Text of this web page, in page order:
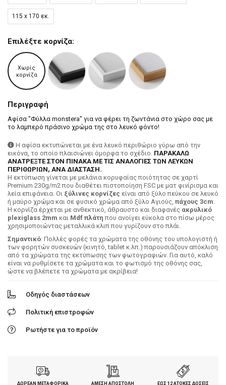
115 x 170 εκ.
Επιλέξτε κορνίζα:
Χωρίς
κορνίζα
Περιγραφή
Αφίσα "Φύλλα monstera" για να φέρει τη ζωντάνια στο χώρο σας με
το λαμπερό πράσινο χρώμα της στο λευκό φόντο!
Η αφίσα εκτυπώνεται με ένα λευκό περιθώριο γύρω από την
εικόνα, το οποίο πλαισιώνει όμορφα το σχέδιο. ΠΑΡΑΚΑΛΩ
ΑΝΑΤΡΕΞΤΕ ΣΤΟΝ ΠΙΝΑΚΑ ΜΕ ΤΙΣ ΑΝΑΛΟΓΙΕΣ ΤΩΝ ΛΕΥΚΩΝ
ΠΕΡΙΘΩΡΙΩΝ, ΑΝΑ ΔΙΑΣΤΑΣΗ.
H εκτύπωση γίνεται με μελάνια κορυφαίας ποιότητας σε χαρτί
Premium 230g/m2 που διαθέτει πιστοποίηση FSC με ματ φινίρισμα και
λεία επιφάνεια. Οι ξύλινες κορνίζες είναι από ξύλο πεύκου σε λευκό
ή μαύρο χρώμα και σε φυσικό χρώμα από ξύλο Αγιούς, πάχους 3cm.
Η κορνίζα έρχεται με ανθεκτικό, άθραυστο και διαφανές ακρυλικό
plexiglass 2mm και Mdf πλάτη που ανοίγει εύκολα στο πίσω μέρος
χρησιμοποιώντας μεταλλικά κλιπ που γυρίζουν στο πλάι.
Σημαντικό: Πολλές φορές τα χρώματα της οθόνης του υπολογιστή ή
των φορητών συσκευών (κινητό, tablet κ.λπ.) παρουσιάζουν απόκλιση
από τα χρώματα της εκτύπωσης των φωτογραφιών. Για αυτό, καλό
είναι να ρυθμίσετε τα χρώματα και το φωτισμό της οθόνης σας,
ώστε να βλέπετε τα χρώματα με ακρίβεια!
Οδηγός διαστάσεων
Πολιτική επιστροφών
Ρωτήστε για το προϊόν
ΔΩΡΕΑΝ ΜΕΤΑΦΟΡΙΚΑ
ΑΜΕΣΗ ΑΠΟΣΤΟΛΗ
ΕΩΣ 12 ΑΤΟΚΕΣ ΔΟΣΕΙΣ